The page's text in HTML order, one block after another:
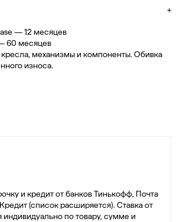
+
— 12 месяцев
60 месяцев
кресла, механизмы и компоненты. Обивка
износа.
и кредит от банков Тинькофф, Почта
(список расширяется). Ставка от
индивидуально по товару, сумме и